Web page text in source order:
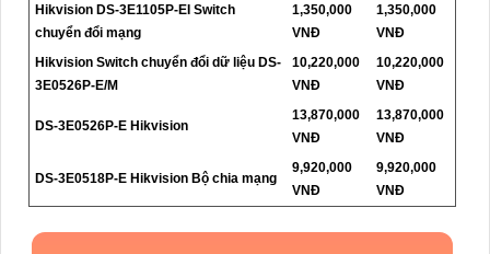
Hikvision DS-3E1105P-EI Switch
chuyển đổi mạng
1,350,000
VNĐ
1,350,000
VNĐ
Hikvision Switch chuyển đổi dữ liệu DS-
3E0526P-E/M
10,220,000
VNĐ
10,220,000
VNĐ
DS-3E0526P-E Hikvision
13,870,000
VNĐ
13,870,000
VNĐ
DS-3E0518P-E Hikvision Bộ chia mạng
9,920,000
VNĐ
9,920,000
VNĐ